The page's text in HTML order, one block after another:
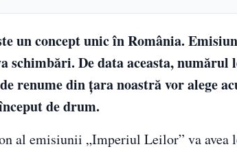
un concept unic în România.
schimbări. De data aceasta,
renume din țara noastră vor alege
de drum.
al emisiunii „Imperiul Leilor” va avea